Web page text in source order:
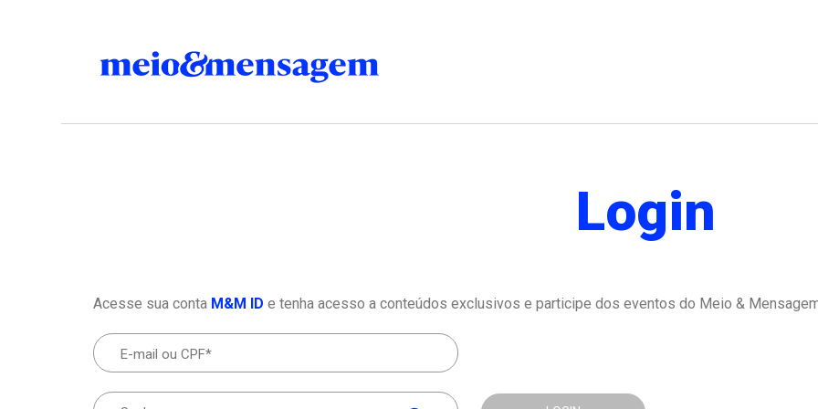
Login
Acesse sua conta M&M ID e tenha acesso a conteúdos exclusivos e participe dos eventos do Meio &